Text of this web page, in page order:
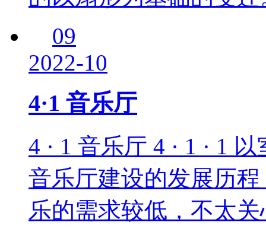
09
2022-10
4·1 音乐厅
4 · 1 音乐厅 4 · 1 · 1
音乐厅建设的发展历
乐的需求较低，不太